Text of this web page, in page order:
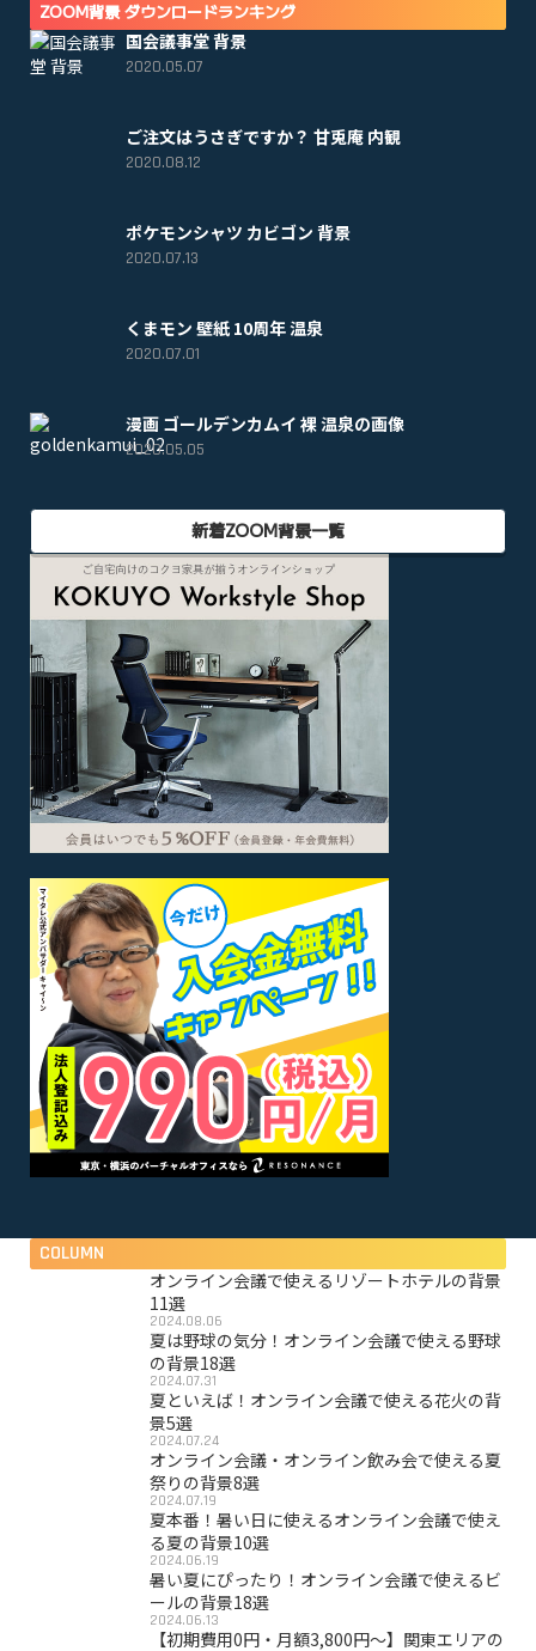
ZOOM背景 ダウンロードランキング
国会議事堂 背景
2020.05.07
ご注文はうさぎですか？ 甘兎庵 内観
2020.08.12
ポケモンシャツ カビゴン 背景
2020.07.13
くまモン 壁紙 10周年 温泉
2020.07.01
漫画 ゴールデンカムイ 裸 温泉の画像
2020.05.05
新着ZOOM背景一覧
COLUMN
オンライン会議で使えるリゾートホテルの背景
11選
2024.08.06
夏は野球の気分！オンライン会議で使える野球
の背景18選
2024.07.31
夏といえば！オンライン会議で使える花火の背
景5選
2024.07.24
オンライン会議・オンライン飲み会で使える夏
祭りの背景8選
2024.07.19
夏本番！暑い日に使えるオンライン会議で使え
る夏の背景10選
2024.06.19
暑い夏にぴったり！オンライン会議で使えるビ
ールの背景18選
2024.06.13
【初期費用0円・月額3,800円〜】関東エリアの